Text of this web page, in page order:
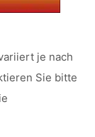
je nach
Sie bitte